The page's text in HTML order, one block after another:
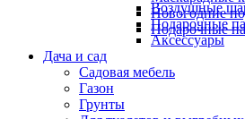
Новогодние
Подарочные
Воздушные
Подарочные
Аксессуары
Дача и сад
Садовая мебель
Газон
Грунты